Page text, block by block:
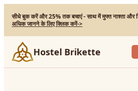
सीधे बुक करें और 25% तक बचाएं - साथ में मुफ्त नाश्ता और
अधिक जानने के लिए क्लिक करें->
Hostel Brikette